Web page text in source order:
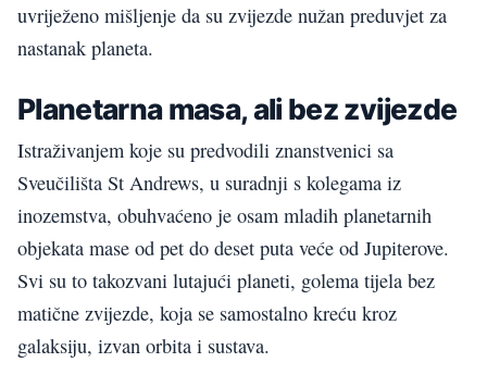
uvriježeno mišljenje da su zvijezde nužan preduvjet za
nastanak planeta.
Planetarna masa, ali bez zvijezde
Istraživanjem koje su predvodili znanstvenici sa
Sveučilišta St Andrews, u suradnji s kolegama iz
inozemstva, obuhvaćeno je osam mladih planetarnih
objekata mase od pet do deset puta veće od Jupiterove.
Svi su to takozvani lutajući planeti, golema tijela bez
matične zvijezde, koja se samostalno kreću kroz
galaksiju, izvan orbita i sustava.